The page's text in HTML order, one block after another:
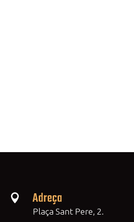
 Adreça
Plaça Sant Pere, 2.